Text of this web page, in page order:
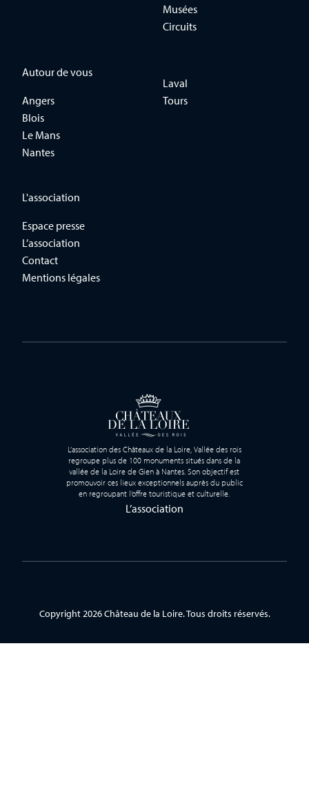
L’association des Châteaux de la Loire, Vallée des rois
regroupe plus de 100 monuments situés dans de la
vallée de la Loire de Gien à Nantes. Son objectif est
promouvoir ces lieux exceptionnels auprès du public
en regroupant l’offre touristique et culturelle.
L’association
Musées
Circuits
Autour de vous
Angers
Blois
Le Mans
Nantes
Laval
Tours
L'association
Espace presse
L’association
Contact
Mentions légales
Copyright 2026 Château de la Loire. Tous droits réservés.